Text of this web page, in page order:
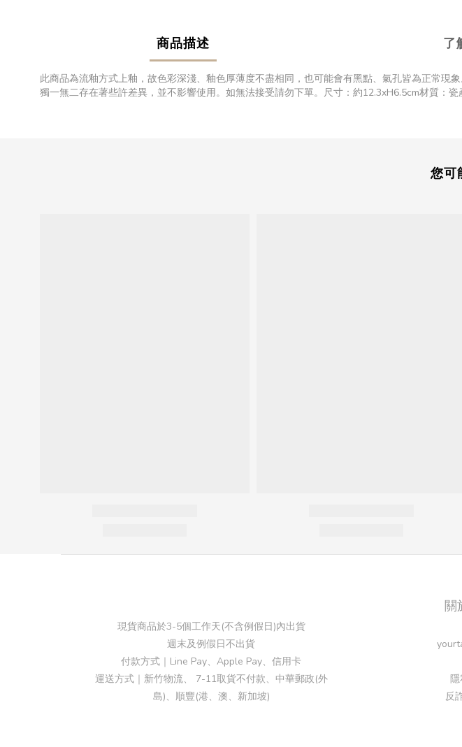
商品描述 了
此商品為流釉方式上釉，故色彩深淺、釉色厚薄度不盡相同，也可能會有黑點、氣孔皆為正常
獨一無二存在著些許差異，並不影響使用。如無法接受請勿下單。尺寸：約12.3xH6.5cm材質：
您可
現貨商品於3-5個工作天(不含例假日)內出貨
週末及例假日不出貨
付款方式｜Line Pay、Apple Pay、信用卡
運送方式｜新竹物流、 7-11取貨不付款、中華郵政(外
島)、順豐(港、澳、新加坡)
關
隱
反